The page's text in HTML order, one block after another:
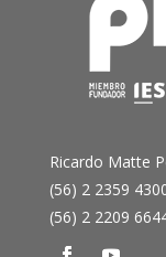
Ricardo Matte
(56) 2 2359
(56) 2 2209